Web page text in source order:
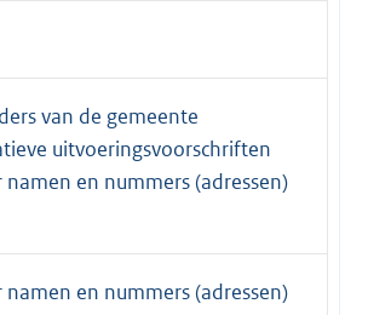
van de gemeente
uitvoeringsvoorschriften
en nummers (adressen)
en nummers (adressen)